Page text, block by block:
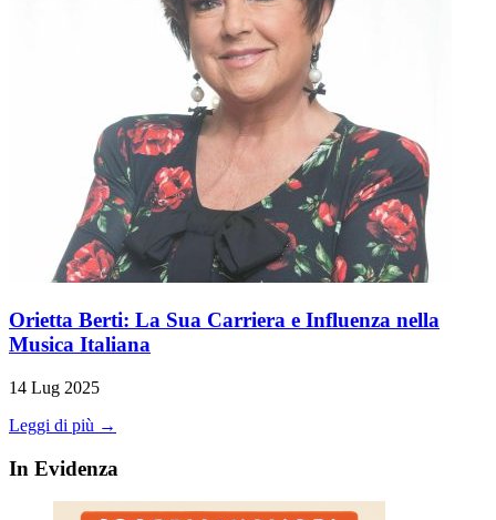
Orietta Berti: La Sua Carriera e Influenza nella
Musica Italiana
14 Lug 2025
Leggi di più →
In Evidenza